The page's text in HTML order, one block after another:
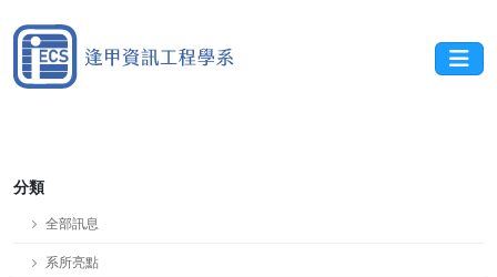
分類
全部訊息
系所亮點